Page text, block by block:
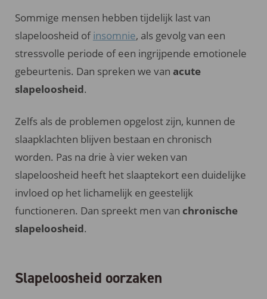
Sommige mensen hebben tijdelijk last van
slapeloosheid ofinsomnie, als gevolg van een
stressvolle periode of een ingrijpende emotionele
gebeurtenis. Dan spreken we van acute
slapeloosheid.
Zelfs als de problemen opgelost zijn, kunnen de
slaapklachten blijven bestaan en chronisch
worden. Pas na drie à vier weken van
slapeloosheid heeft het slaaptekort een duidelijke
invloed op het lichamelijk en geestelijk
functioneren. Dan spreekt men van chronische
slapeloosheid.
Slapeloosheid oorzaken